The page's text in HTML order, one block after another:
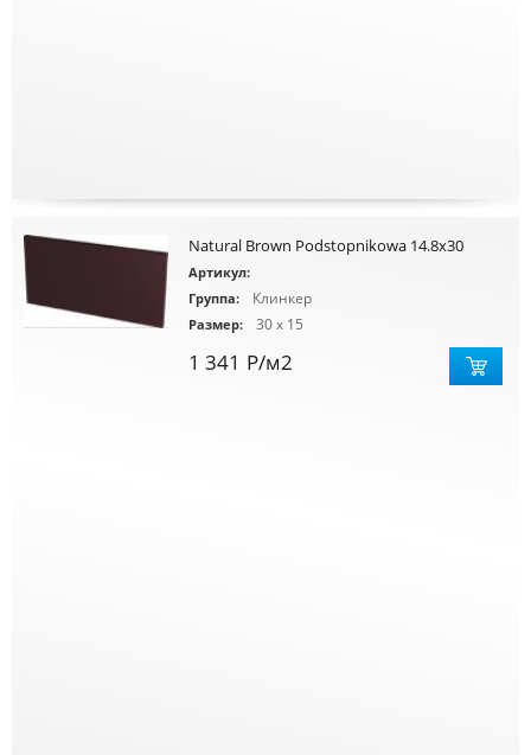
Natural Brown Podstopnikowa 14.8x30
Артикул:
Группа:
Клинкер
Размер: 30 x 15
1 341 Р/м2